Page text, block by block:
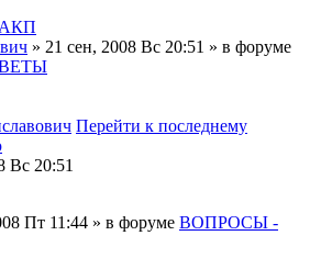
АКП
» 21 сен, 2008 Вс 20:51 » в форуме
Перейти к последнему
Вс 20:51
Пт 11:44 » в форуме ВОПРОСЫ -